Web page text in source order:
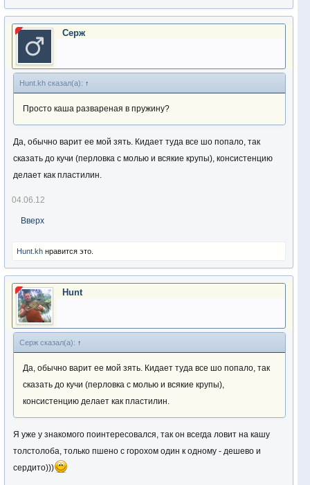
Серж
Hunt.kh сказал(а): ↑
Просто каша развареная в пружину?
Да, обычно варит ее мой зять. Кидает туда все шо попало, так
сказать до кучи (перловка с молью и всякие крупы), консистенцию
делает как пластилин.
04.06.12
Вверх
Hunt.kh нравится это.
Hunt
Серж сказал(а): ↑
Да, обычно варит ее мой зять. Кидает туда все шо попало, так
сказать до кучи (перловка с молью и всякие крупы),
консистенцию делает как пластилин.
Я уже у знакомого поинтересовался, так он всегда ловит на кашу
толстолоба, только пшено с горохом один к одному - дешево и
сердито)))